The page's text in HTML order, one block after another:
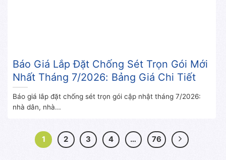
Báo Giá Lắp Đặt Chống Sét Trọn Gói Mới
Nhất Tháng 7/2026: Bảng Giá Chi Tiết
Báo giá lắp đặt chống sét trọn gói cập nhật tháng 7/2026:
nhà dân, nhà...
1 2 3 4 … 76